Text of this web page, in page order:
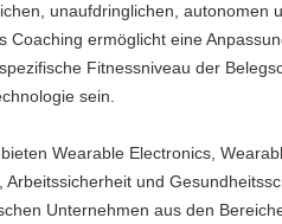
unaufdringlichen, autonomen
ermöglicht eine
Fitnessniveau der
sein.
Wearable Electronics,
und
Unternehmen aus den